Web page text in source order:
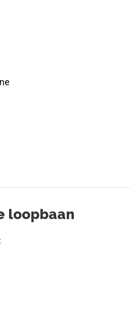
loopbaan